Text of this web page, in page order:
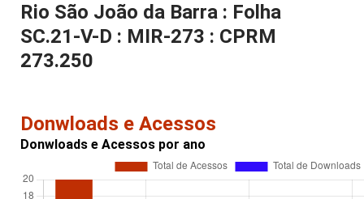
Rio São João da Barra : Folha
SC.21-V-D : MIR-273 : CPRM
273.250
Donwloads e Acessos
Donwloads e Acessos por ano